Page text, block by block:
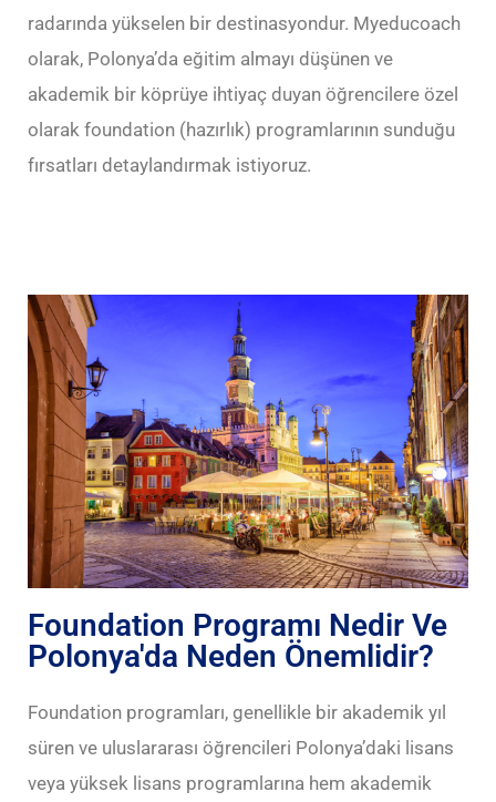
radarında yükselen bir destinasyondur. Myeducoach
olarak, Polonya’da eğitim almayı düşünen ve
akademik bir köprüye ihtiyaç duyan öğrencilere özel
olarak foundation (hazırlık) programlarının sunduğu
fırsatları detaylandırmak istiyoruz.
Foundation Programı Nedir Ve
Polonya'da Neden Önemlidir?
Foundation programları, genellikle bir akademik yıl
süren ve uluslararası öğrencileri Polonya’daki lisans
veya yüksek lisans programlarına hem akademik